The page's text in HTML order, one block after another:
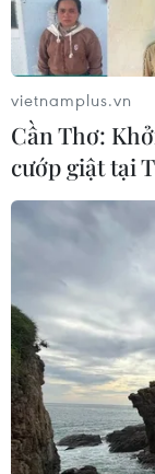
TIN CÙNG
Sửa đổi Luật
phân quyền
Giải quyết khó
trong lĩnh vực
08/08/2026 09:54
vietnamplus.vn
Cần Thơ:
cướp giật tại